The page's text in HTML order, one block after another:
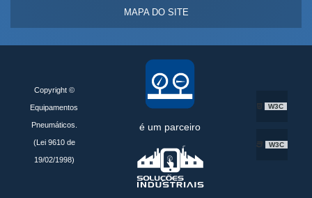
MAPA DO SITE
Copyright ©
Equipamentos
Pneumáticos.
(Lei 9610 de
19/02/1998)
é um parceiro
W3C
W3C